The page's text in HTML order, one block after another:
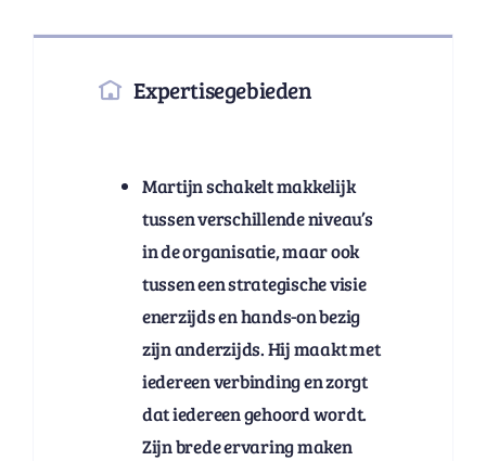
Expertisegebieden
Martijn schakelt makkelijk
tussen verschillende niveau’s
in de organisatie, maar ook
tussen een strategische visie
enerzijds en hands-on bezig
zijn anderzijds. Hij maakt met
iedereen verbinding en zorgt
dat iedereen gehoord wordt.
Zijn brede ervaring maken